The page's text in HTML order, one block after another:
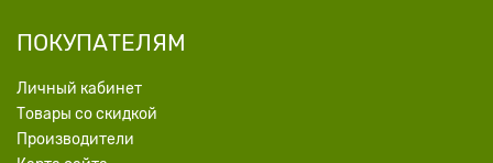
ПОКУПАТЕЛЯМ
Личный кабинет
Товары со скидкой
Производители